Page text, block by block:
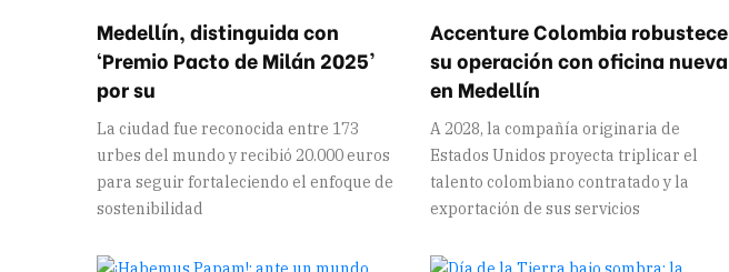
Medellín, distinguida con
‘Premio Pacto de Milán 2025’
por su
La ciudad fue reconocida entre 173
urbes del mundo y recibió 20.000 euros
para seguir fortaleciendo el enfoque de
sostenibilidad
Accenture Colombia robustece
su operación con oficina nueva
en Medellín
A 2028, la compañía originaria de
Estados Unidos proyecta triplicar el
talento colombiano contratado y la
exportación de sus servicios